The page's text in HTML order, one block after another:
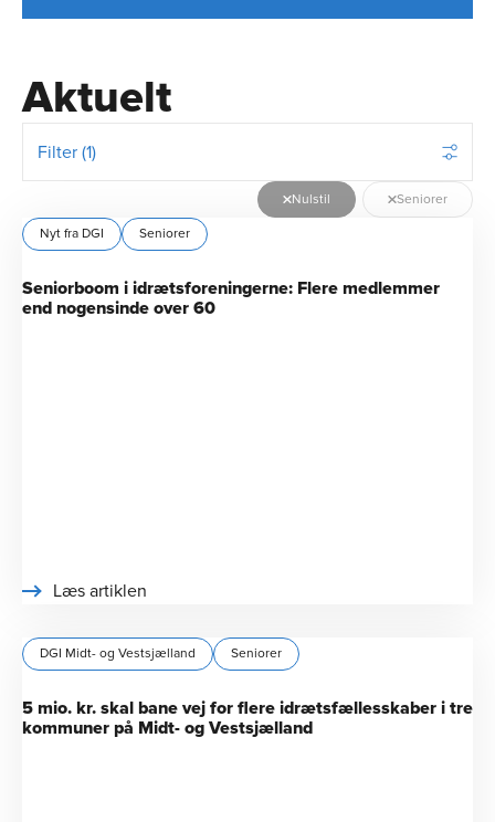
Aktuelt
Filter (1)
Nulstil Seniorer
Nyt fra DGI Seniorer
Seniorboom i idrætsforeningerne: Flere medlemmer
end nogensinde over 60
Læs artiklen
DGI Midt- og Vestsjælland Seniorer
5 mio. kr. skal bane vej for flere idrætsfællesskaber i tre
kommuner på Midt- og Vestsjælland